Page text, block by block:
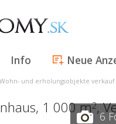
Info Neue
Wohn- und erholungsobjekte verkauf
1 000 m2,6